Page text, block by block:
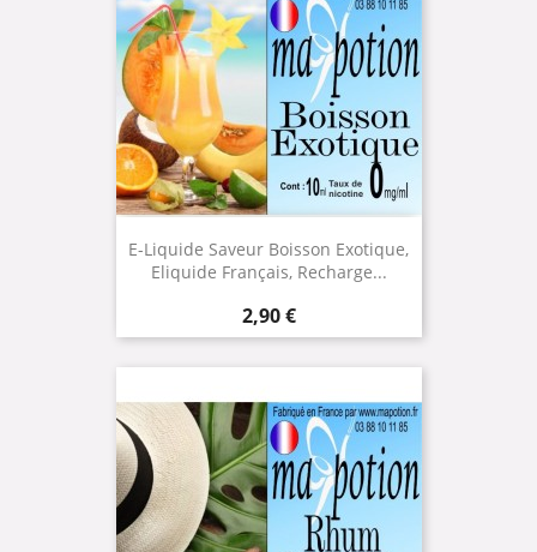
E-Liquide Saveur Boisson Exotique,
Eliquide Français, Recharge...
Prix
2,90 €